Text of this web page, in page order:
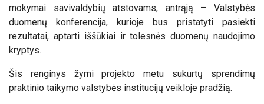
mokymai savivaldybių atstovams, antrąją – Valstybės
duomenų konferencija, kurioje bus pristatyti pasiekti
rezultatai, aptarti iššūkiai ir tolesnės duomenų naudojimo
kryptys.
Šis renginys žymi projekto metu sukurtų sprendimų
praktinio taikymo valstybės institucijų veikloje pradžią.